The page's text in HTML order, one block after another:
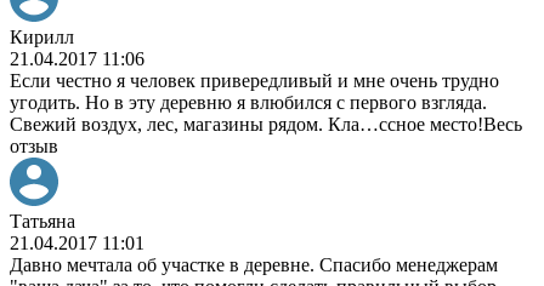
Кирилл
21.04.2017 11:06
Если честно я человек привередливый и мне очень трудно
угодить. Но в эту деревню я влюбился с первого взгляда.
Свежий воздух, лес, магазины рядом. Кла…ссное место!Весь
отзыв
Татьяна
21.04.2017 11:01
Давно мечтала об участке в деревне. Спасибо менеджерам